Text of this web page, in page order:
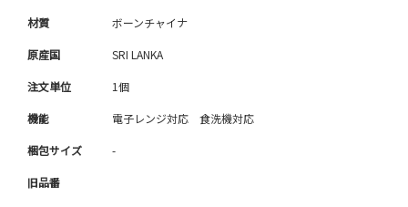
材質 ボーンチャイナ
原産国 SRI LANKA
注文単位 1個
機能 電子レンジ対応 食洗機対応
梱包サイズ -
旧品番